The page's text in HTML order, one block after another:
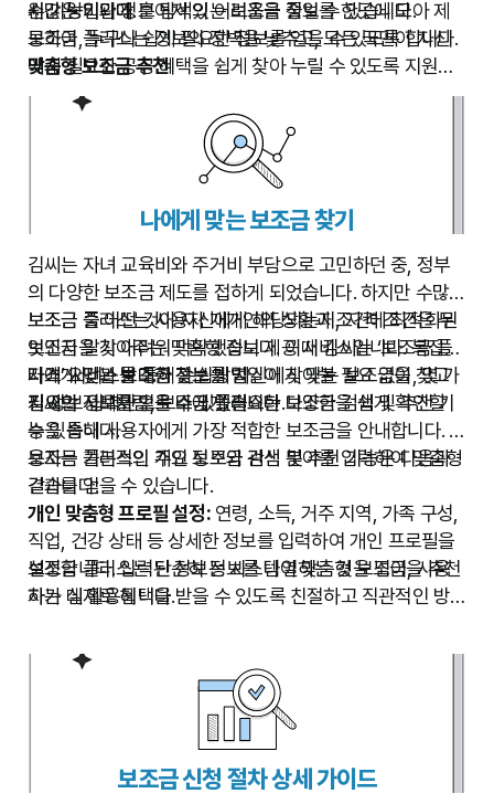
원 기능입니다.
시간 낭비와 정보 탐색의 어려움을 줄일 수 있습니다.
수많은 기관에 흩어져 있는 보조금 정보를 한곳에 모아 제
공하여, 누구나 쉽게 필요한 정보를 얻을 수 있도록 합니다.
맞춤형 보조금 추천
사용자의 연령, 소득, 지역, 직업 등의 정보를 기반으로 최적
의 보조금을 추천하여, 개별 상황에 맞는 혜택을 놓치지 않
복잡한 신청 서류 준비와 절차를 단계별로 안내하고, 필요
한 양식과 가이드를 제공하여 신청 과정을 더욱 편리하게
만듭니다.
정책 변화 실시간 반영
보조금 정책 및 요건 변경 사항을 신속하게 업데이트하여,
항상 최신 정보를 확인할 수 있도록 지원합니다.
지속적인 지원 및 관리
보조금 신청부터 수령 후 관리까지 전 과정에 걸쳐 지속적
인 안내와 지원을 제공하여 사용자가 혜택을 충분히 누릴
수 있도록 돕습니다.
보조금 플러스는 정보의 장벽을 낮추고, 모든 국민이 자신
에게 필요한 공공 혜택을 쉽게 찾아 누릴 수 있도록 지원하
는 디지털 파트너입니다. 이 플랫폼을 통해 더 많은 분들이
삶의 안정과 발전을 위한 중요한 기회를 포착하시길 바랍니
나에게 맞는 보조금 찾기
김씨는 자녀 교육비와 주거비 부담으로 고민하던 중, 정부
의 다양한 보조금 제도를 접하게 되었습니다. 하지만 수많은
보조금 중 어떤 것이 자신에게 해당되는지, 자격 조건은 무
엇인지 알기 어려워 막막했습니다. 이때 김씨는 ‘보조금 플
러스’ 서비스를 통해 손쉽게 자신에게 맞는 보조금을 찾고
필요한 정보를 얻을 수 있었습니다.
보조금 플러스는 사용자 개개인의 상황과 조건에 최적화된
보조금을 찾아주는 맞춤형 정보 제공 서비스입니다. 복잡한
자격 요건과 방대한 정보를 일일이 찾아볼 필요 없이, 몇 가
지 정보 입력만으로 나에게 필요한 보조금을 쉽게 확인할
수 있습니다.
나에게 맞는 보조금 찾는 방법
김씨의 사례처럼, 보조금 플러스는 다양한 검색 및 추천 기
능을 통해 사용자에게 가장 적합한 보조금을 안내합니다. 사
용자는 기본적인 개인 정보와 관심 분야를 입력하여 맞춤형
결과를 얻을 수 있습니다.
보조금 플러스의 주요 보조금 검색 및 추천 기능은 다음과
같습니다:
개인 맞춤형 프로필 설정:연령, 소득, 거주 지역, 가족 구성,
직업, 건강 상태 등 상세한 정보를 입력하여 개인 프로필을
설정합니다. 입력된 정보는 시스템이 맞춤형 보조금을 추천
하는 데 활용됩니다.
등 다양한 카테고리로 분류된 보조금을 탐색하여 관심 분야
의 혜택을 쉽게 찾아볼 수 있습니다.
특정 보조금 명칭이나 키워드, 혹은
"청년 주택", "저소득층", "자영업자" 등 구체적인 조건을 입
알림 서비스:사용자가 설정한 조건에 부합하는 새로운 보조
보조금 플러스는 단순히 정보를 나열하는 것을 넘어, 사용
자가 실제로 혜택을 받을 수 있도록 친절하고 직관적인 방
잃었던 분들도 보조금 플러스를 통해 자신에게 꼭 맞는 혜
택을 찾아 삶의 질을 향상시킬 수 있습니다.
보조금 신청 절차 상세 가이드